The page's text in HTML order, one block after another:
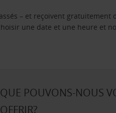
– et reçoivent
une date et une heure et
QUE POUVONS-NOUS
OFFRIR?